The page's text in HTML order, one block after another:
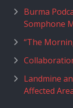
Burma
Somphone
“The
Landmine
Affected